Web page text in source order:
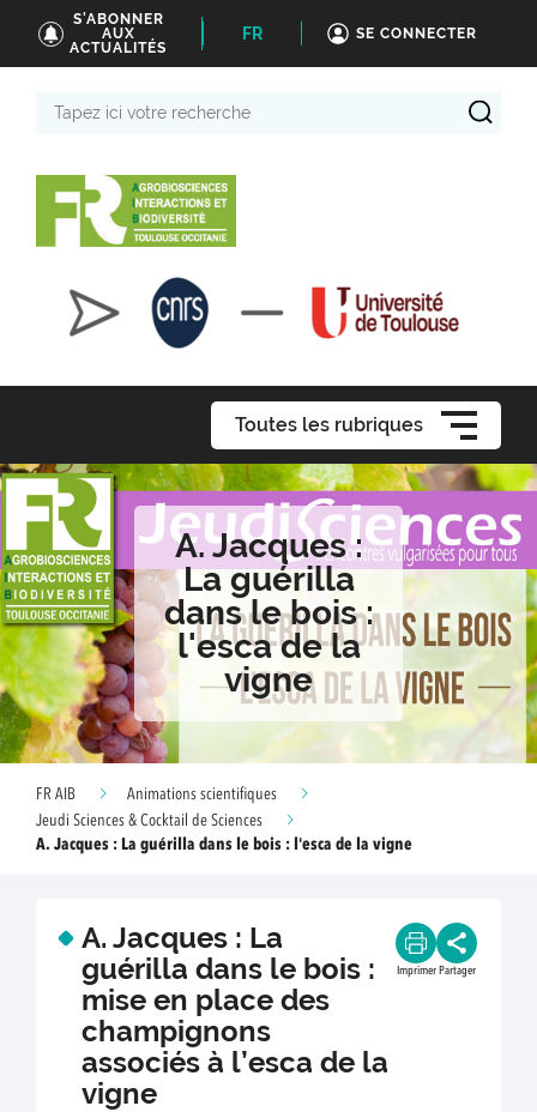
S'ABONNER
AUX
ACTUALITÉS
FR SE CONNECTER
Toutes les rubriques
A. Jacques :
La guérilla
dans le bois :
l'esca de la
vigne
FR AIB
Animations scientifiques
Jeudi Sciences & Cocktail de Sciences
A. Jacques : La guérilla dans le bois : l'esca de la vigne
A. Jacques : La
guérilla dans le bois :
mise en place des
champignons
associés à l’esca de la
vigne
Imprimer Partager